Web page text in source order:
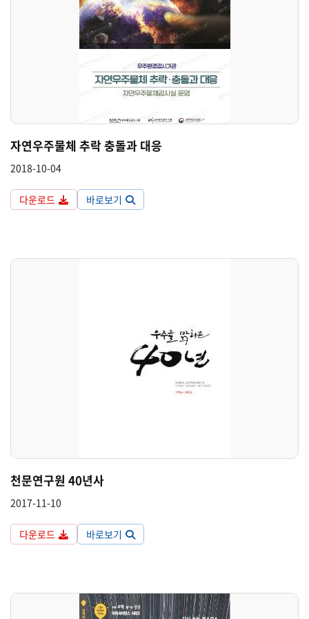
자연우주물체 추락 충돌과 대응
2018-10-04
다운로드 바로보기
천문연구원 40년사
2017-11-10
다운로드 바로보기